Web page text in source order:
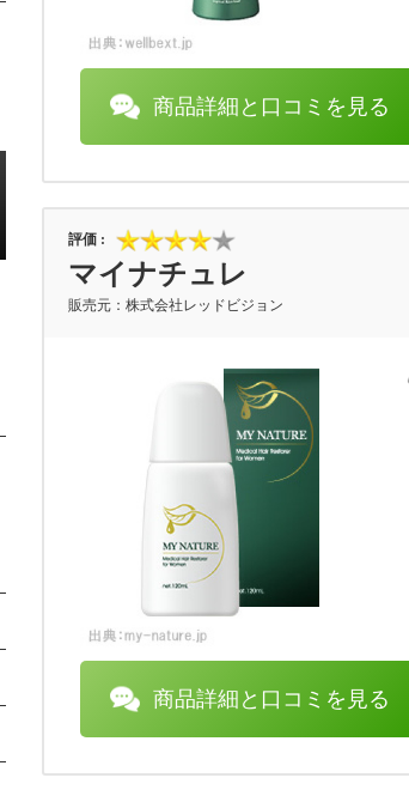
商品詳細と口コミを見る
マイナチュレ
株式会社レッドビジョン
商品詳細と口コミを見る